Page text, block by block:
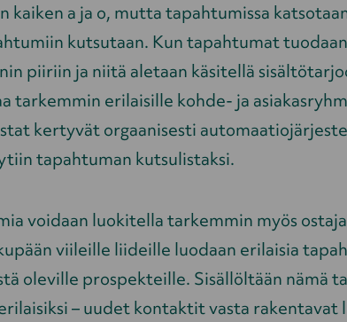
kaiken a ja o, mutta tapahtumissa
kutsutaan. Kun tapahtumat tuodaan
piiriin ja niitä aletaan käsitellä
tarkemmin erilaisille kohde- ja
kertyvät orgaanisesti
tapahtuman kutsulistaksi.
voidaan luokitella tarkemmin myös
viileille liideille luodaan erilaisia
oleville prospekteille. Sisällöltään nämä
– uudet kontaktit vasta rakentavat